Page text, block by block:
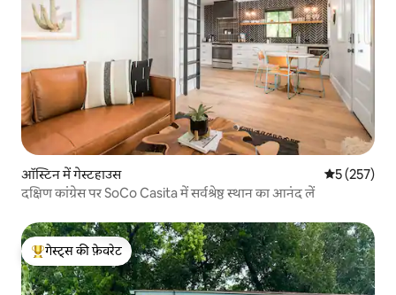
ऑस्टिन में गेस्टहाउस औसत रेटिंग 5
5 (257)
दक्षिण कांग्रेस पर SoCo Casita में सर्वश्रेष्ठ स्थान का आनंद लें
गेस्ट्स का टॉप फ़ेवरेट
गेस्ट्स की फ़ेवरेट